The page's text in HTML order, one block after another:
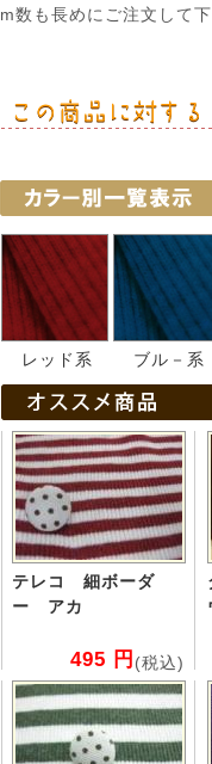
m数も長めにご注文して
レッド系 ブル－系
テレコ 細ボーダ
ー アカ
495 円 (税込)